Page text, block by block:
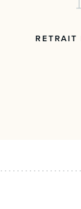
RETRAIT